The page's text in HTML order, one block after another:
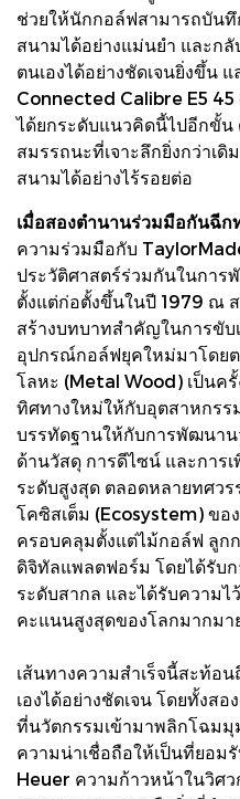
ช่วยให้นักกอล์ฟสามารถบัน
สนามได้อย่างแม่นยำ และก
ตนเองได้อย่างชัดเจนยิ่งขึ้น
Connected Calibre E5
ได้ยกระดับแนวคิดนี้ไปอีกขั้น
สมรรถนะที่เจาะลึกยิ่งกว่าเ
สนามได้อย่างไร้รอยต่อ
เมื่อสองตำนานร่วมมือกันฉี
ความร่วมมือกับ
ประวัติศาสตร์ร่วมกันในการ
ตั้งแต่ก่อตั้งขึ้นในปี 1979 ณ
สร้างบทบาทสำคัญในการขั
อุปกรณ์กอล์ฟยุคใหม่มาโดย
โลหะ (Metal Wood) เป็นค
ทิศทางใหม่ให้กับอุตสาหกรร
บรรทัดฐานให้กับการพัฒนาน
ด้านวัสดุ การดีไซน์ และการ
ระดับสูงสุด ตลอดหลายทศว
โคซิสเต็ม (Ecosystem) ขอ
ครอบคลุมตั้งแต่ไม้กอล์ฟ ลูก
ดิจิทัลแพลตฟอร์ม โดยได้รับ
ระดับสากล และได้รับความ
คะแนนสูงสุดของโลกมากมา
เส้นทางความสำเร็จนี้สะท้อ
เองได้อย่างชัดเจน โดยทั้งส
ที่นวัตกรรมเข้ามาพลิกโฉม
ความน่าเชื่อถือให้เป็นที่ยอม
Heuer ความก้าวหน้าในวิศ